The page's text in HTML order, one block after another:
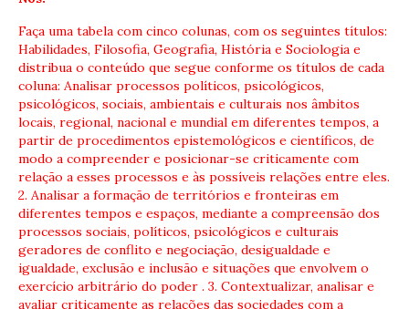
Faça uma tabela com cinco colunas, com os seguintes títulos:
Habilidades, Filosofia, Geografia, História e Sociologia e
distribua o conteúdo que segue conforme os títulos de cada
coluna: Analisar processos políticos, psicológicos,
psicológicos, sociais, ambientais e culturais nos âmbitos
locais, regional, nacional e mundial em diferentes tempos, a
partir de procedimentos epistemológicos e científicos, de
modo a compreender e posicionar-se criticamente com
relação a esses processos e às possíveis relações entre eles.
2. Analisar a formação de territórios e fronteiras em
diferentes tempos e espaços, mediante a compreensão dos
processos sociais, políticos, psicológicos e culturais
geradores de conflito e negociação, desigualdade e
igualdade, exclusão e inclusão e situações que envolvem o
exercício arbitrário do poder . 3. Contextualizar, analisar e
avaliar criticamente as relações das sociedades com a